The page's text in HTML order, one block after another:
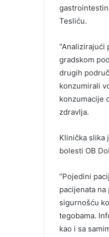
Tesliću.
“Analizirajući
gradskom
drugih
konzumirali
konzumacije
zdravlja.
Klinička slika
bolesti OB
“Pojedini
pacijenata
sigurnošću
tegobama.
kao i sa